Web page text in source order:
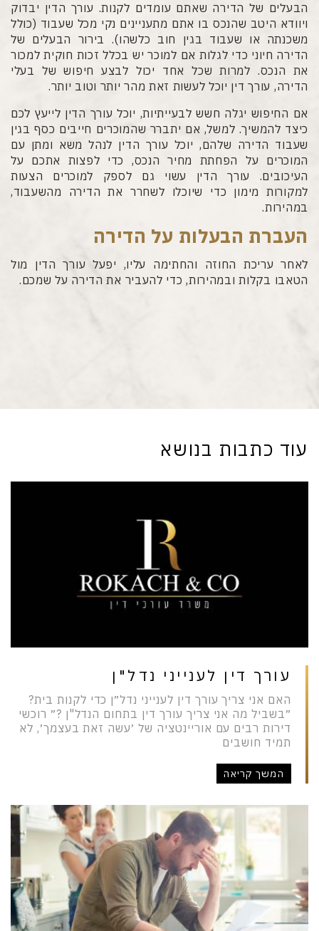
הבעלים של הדירה שאתם עומדים לקנות. עורך הדין יבדוק
ויוודא היטב שהנכס בו אתם מתעניינים נקי מכל שעבוד (כולל
משכנתה או שעבוד בגין חוב כלשהו). בירור הבעלים של
הדירה חיוני כדי לגלות אם למוכר יש בכלל זכות חוקית למכור
את הנכס. למרות שכל אחד יכול לבצע חיפוש של בעלי
הדירה, עורך דין יוכל לעשות זאת מהר יותר וטוב יותר.
אם החיפוש יגלה חשש לבעייתיות, יוכל עורך הדין לייעץ לכם
כיצד להמשיך. למשל, אם יתברר שהמוכרים חייבים כסף בגין
שעבוד הדירה שלהם, יוכל עורך הדין לנהל משא ומתן עם
המוכרים על הפחתת מחיר הנכס, כדי לפצות אתכם על
העיכובים. עורך הדין עשוי גם לספק למוכרים הצעות
למקורות מימון כדי שיוכלו לשחרר את הדירה מהשעבוד,
במהירות.
העברת הבעלות על הדירה
לאחר עריכת החוזה והחתימה עליו, יפעל עורך הדין מול
הטאבו בקלות ובמהירות, כדי להעביר את הדירה על שמכם.
עוד כתבות בנושא
עורך דין לענייני נדל"ן
האם אני צריך עורך דין לענייני נדל״ן כדי לקנות בית?
״בשביל מה אני צריך עורך דין בתחום הנדל"ן ?״ רוכשי
דירות רבים עם אוריינטציה של ׳עשה זאת בעצמך׳, לא
תמיד חושבים
המשך קריאה